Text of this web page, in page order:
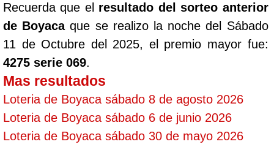
Recuerda que el resultado del sorteo anterior
de Boyacaque se realizo la noche del Sábado
11 de Octubre del 2025, el premio mayor fue:
4275 serie 069.
Mas resultados
Loteria de Boyaca sábado 8 de agosto 2026
Loteria de Boyaca sábado 6 de junio 2026
Loteria de Boyaca sábado 30 de mayo 2026